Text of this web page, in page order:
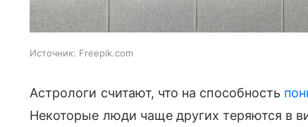
Источник: Freepik.com
Астрологи считают, что на способность
Некоторые люди чаще других теряются в